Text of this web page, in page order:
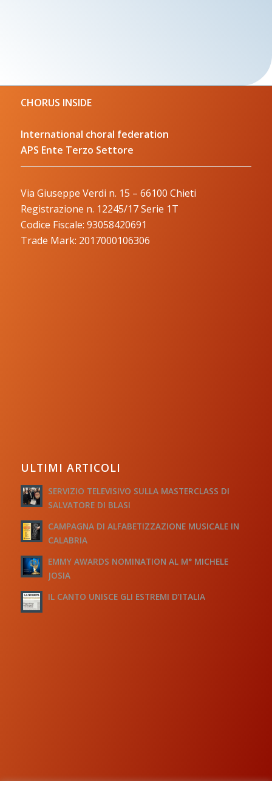
CHORUS INSIDE
International choral federation
APS Ente Terzo Settore
Via Giuseppe Verdi n. 15 – 66100 Chieti
Registrazione n. 12245/17 Serie 1T
Codice Fiscale: 93058420691
Trade Mark: 2017000106306
ULTIMI ARTICOLI
SERVIZIO TELEVISIVO SULLA MASTERCLASS DI
SALVATORE DI BLASI
CAMPAGNA DI ALFABETIZZAZIONE MUSICALE IN
CALABRIA
EMMY AWARDS NOMINATION AL M° MICHELE
JOSIA
IL CANTO UNISCE GLI ESTREMI D’ITALIA